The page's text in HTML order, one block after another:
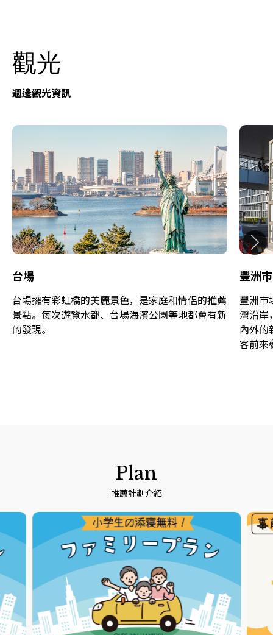
觀光
週邊觀光資訊
台場
台場擁有彩虹橋的美麗景色，是家庭和情侶的推薦
景點。每次遊覽水都、台場海濱公園等地都會有新
的發現。
豐洲
豐洲市
灣沿岸
內外的
客前來
Plan
推薦計劃介紹